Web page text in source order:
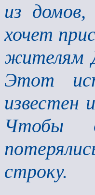
из
хочет
жителям
Этот
известен
Чтобы
строку.